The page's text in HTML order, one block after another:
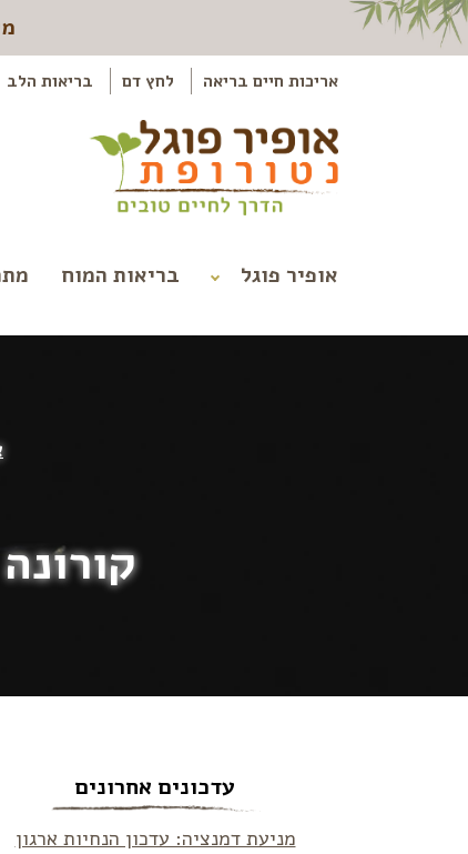
אריכות חיים בריאה לחץ דם בריאות הלב
אופיר פוגל בריאות המוח
עדכונים אחרונים
מניעת דמנציה: עדכון הנחיות ארגון